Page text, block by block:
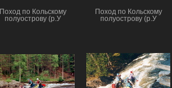
Поход по Кольскому
полуострову (р.У
Поход по Кольскому
полуострову (р.У